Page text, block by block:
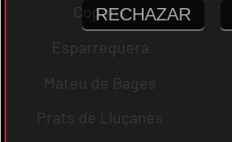
Copons
Esparreguera
Mateu de Bages
Prats de Lluçanès
RECHAZAR